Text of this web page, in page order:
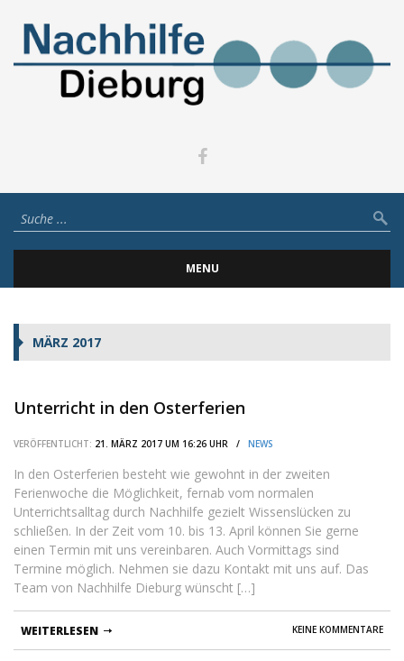
MENU
MÄRZ 2017
Unterricht in den Osterferien
VERÖFFENTLICHT: 21. MÄRZ 2017 UM 16:26 UHR / NEWS
In den Osterferien besteht wie gewohnt in der zweiten
Ferienwoche die Möglichkeit, fernab vom normalen
Unterrichtsalltag durch Nachhilfe gezielt Wissenslücken zu
schließen. In der Zeit vom 10. bis 13. April können Sie gerne
einen Termin mit uns vereinbaren. Auch Vormittags sind
Termine möglich. Nehmen sie dazu Kontakt mit uns auf. Das
Team von Nachhilfe Dieburg wünscht […]
KEINE KOMMENTARE
WEITERLESEN